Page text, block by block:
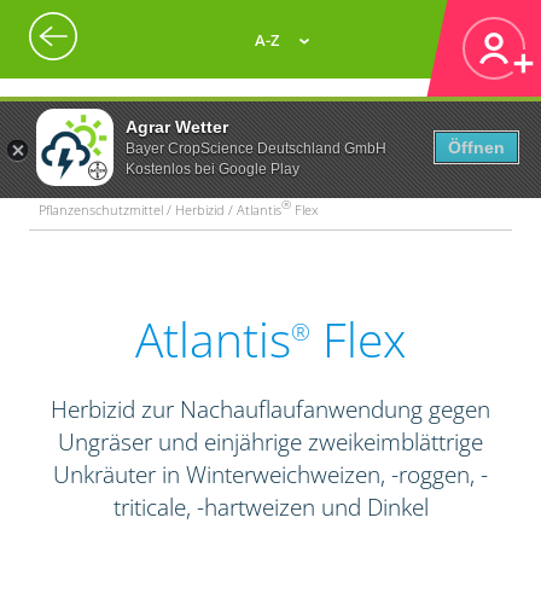
Agrar Wetter
Bayer CropScience Deutschland GmbH
Kostenlos bei Google Play
Öffnen
A-Z
Pflanzenschutzmittel / Herbizid / Atlantis® Flex
Atlantis® Flex
Herbizid zur Nachauflaufanwendung gegen
Ungräser und einjährige zweikeimblättrige
Unkräuter in Winterweichweizen, -roggen, -
triticale, -hartweizen und Dinkel